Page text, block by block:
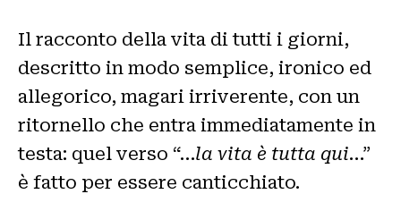
Il racconto della vita di tutti i giorni,
descritto in modo semplice, ironico ed
allegorico, magari irriverente, con un
ritornello che entra immediatamente in
testa: quel verso “…la vita è tutta qui…”
è fatto per essere canticchiato.